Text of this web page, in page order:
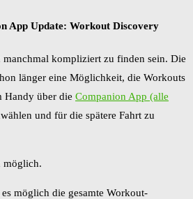
App Update: Workout Discovery
kompliziert zu finden sein. Die
länger eine Möglichkeit, die Workouts
Handy über die Companion App (alle
und für die spätere Fahrt zu
möglich.
möglich die gesamte Workout-